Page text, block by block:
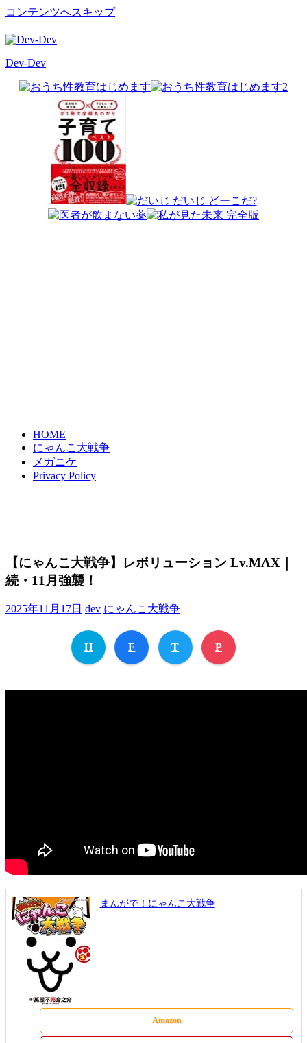
コンテンツへスキップ
Dev-Dev
HOME
にゃんこ大戦争
メガニケ
Privacy Policy
【にゃんこ大戦争】レボリューション Lv.MAX｜
続・11月強襲！
2025年11月17日 dev にゃんこ大戦争
H F T P
まんがで！にゃんこ大戦争
Amazon